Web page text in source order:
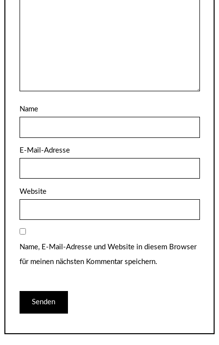
Name
E-Mail-Adresse
Website
Name, E-Mail-Adresse und Website in diesem Browser
für meinen nächsten Kommentar speichern.